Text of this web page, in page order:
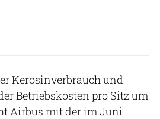
Kerosinverbrauch und
Betriebskosten pro Sitz um
Airbus mit der im Juni